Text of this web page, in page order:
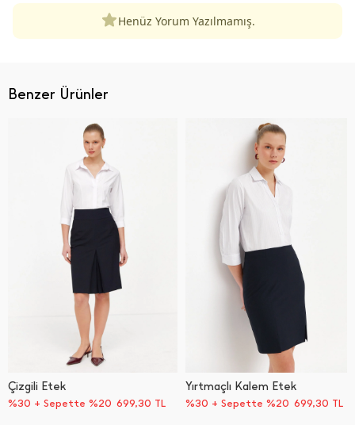
Henüz Yorum Yazılmamış.
Benzer Ürünler
Çizgili Etek
%30 + Sepette %20 699,30 TL
Yırtmaçlı Kalem Etek
%30 + Sepette %20 699,30 TL